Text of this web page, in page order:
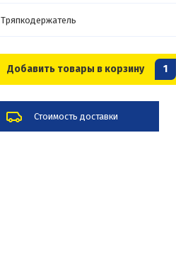
Тряпкодержатель
Добавить товары в корзину 1
Стоимость доставки